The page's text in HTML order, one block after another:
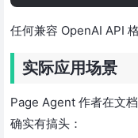
任何兼容 OpenAI API
实际应用场景
Page Agent 作者在文
确实有搞头：